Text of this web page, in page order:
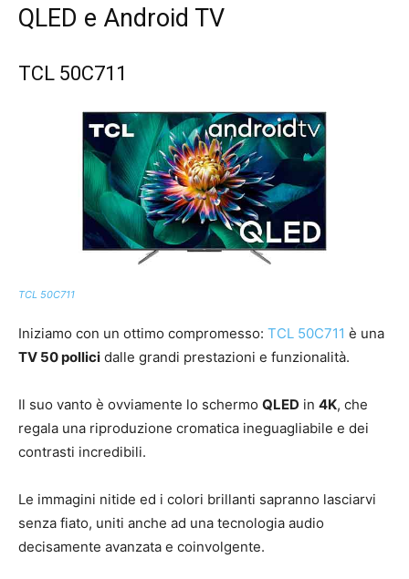
QLED e Android TV
TCL 50C711
TCL 50C711
Iniziamo con un ottimo compromesso: TCL 50C711 è una
TV 50 pollici dalle grandi prestazioni e funzionalità.
Il suo vanto è ovviamente lo schermo QLED in 4K, che
regala una riproduzione cromatica ineguagliabile e dei
contrasti incredibili.
Le immagini nitide ed i colori brillanti sapranno lasciarvi
senza fiato, uniti anche ad una tecnologia audio
decisamente avanzata e coinvolgente.